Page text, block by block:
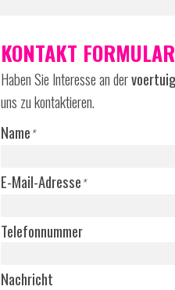
KONTAKT FORMULAR
Haben Sie Interesse an der
uns zu kontaktieren.
Name*
E-Mail-Adresse*
Telefonnummer
Nachricht